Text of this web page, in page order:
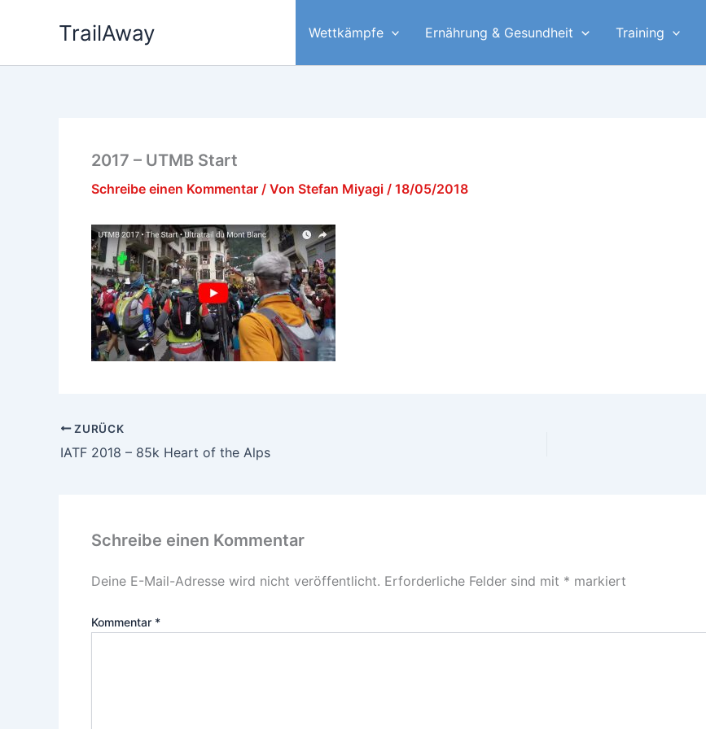
TrailAway Wettkämpfe Ernährung & Gesundheit Training
2017 – UTMB Start
Schreibe einen Kommentar / Von Stefan Miyagi / 18/05/2018
ZURÜCK
IATF 2018 – 85k Heart of the Alps
Schreibe einen Kommentar
Deine E-Mail-Adresse wird nicht veröffentlicht. Erforderliche Felder sind mit * markiert
Kommentar *